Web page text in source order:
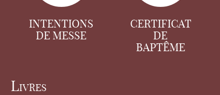
INTENTIONS
DE MESSE
CERTIFICAT
DE
BAPTÊME
Livres